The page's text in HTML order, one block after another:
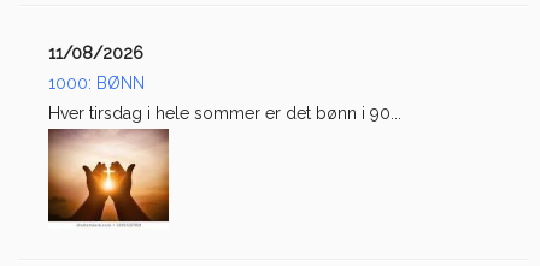
11/08/2026
1000: BØNN
Hver tirsdag i hele sommer er det bønn i 90...